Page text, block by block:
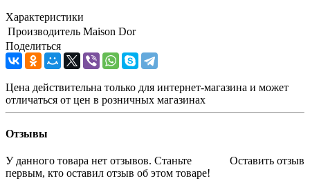
Характеристики
Производитель Maison Dor
Поделиться
Цена действительна только для интернет-магазина и может
отличаться от цен в розничных магазинах
Отзывы
Оставить отзыв
У данного товара нет отзывов. Станьте
первым, кто оставил отзыв об этом товаре!